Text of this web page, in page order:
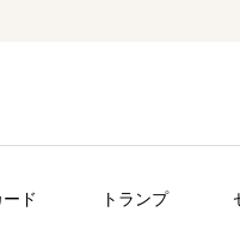
ド トランプ